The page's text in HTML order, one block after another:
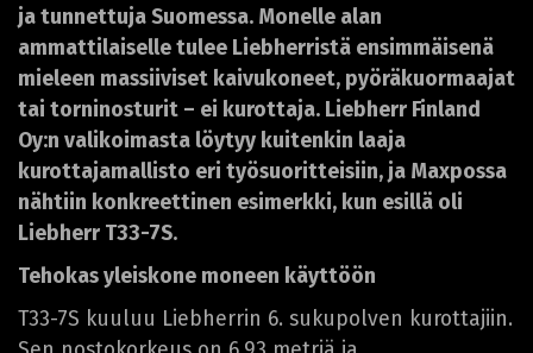
ja tunnettuja Suomessa. Monelle alan
ammattilaiselle tulee Liebherristä ensimmäisenä
mieleen massiiviset kaivukoneet, pyöräkuormaajat
tai torninosturit – ei kurottaja. Liebherr Finland
Oy:n valikoimasta löytyy kuitenkin laaja
kurottajamallisto eri työsuoritteisiin, ja Maxpossa
nähtiin konkreettinen esimerkki, kun esillä oli
Liebherr T33-7S.
Tehokas yleiskone moneen käyttöön
T33-7S kuuluu Liebherrin 6. sukupolven kurottajiin.